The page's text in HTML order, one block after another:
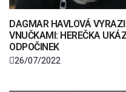
DAGMAR HAVLOVÁ
VNUČKAMI: HEREČKA
ODPOČINEK
26/07/2022